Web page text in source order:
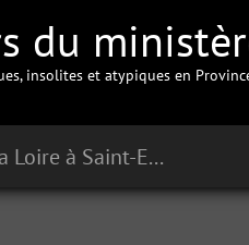
du
insolites et atypiques en
Préfecture de la Loire à Saint-Etienne